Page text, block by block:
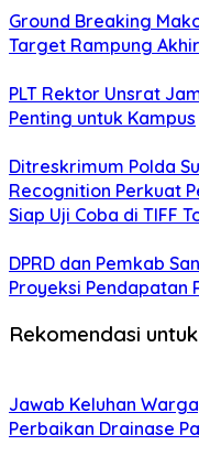
Ground Breaking
Target Rampung
​PLT Rektor Unsrat
Penting untuk Kampus
Ditreskrimum Polda
Recognition Perkuat
Siap Uji Coba di TIFF
DPRD dan Pemkab
Proyeksi Pendapatan
Rekomendasi
Jawab Keluhan
Perbaikan Drainase